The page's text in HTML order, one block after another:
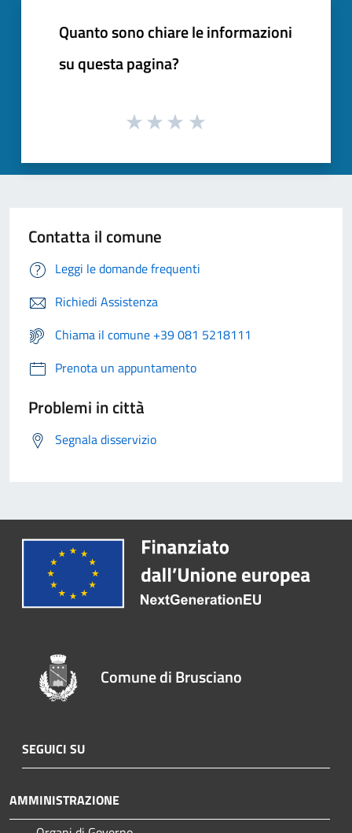
Quanto sono chiare le informazioni
su questa pagina?
Contatta il comune
Leggi le domande frequenti
Richiedi Assistenza
Chiama il comune +39 081 5218111
Prenota un appuntamento
Problemi in città
Segnala disservizio
Comune di Brusciano
SEGUICI SU
AMMINISTRAZIONE